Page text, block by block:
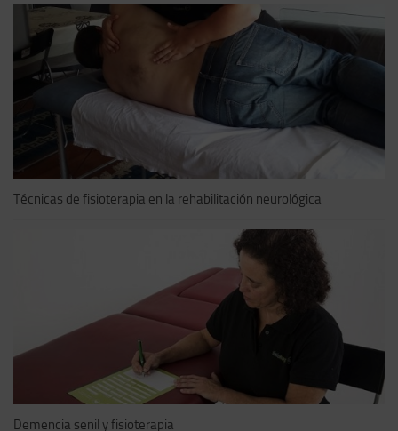
Técnicas de fisioterapia en la rehabilitación neurológica
Demencia senil y fisioterapia